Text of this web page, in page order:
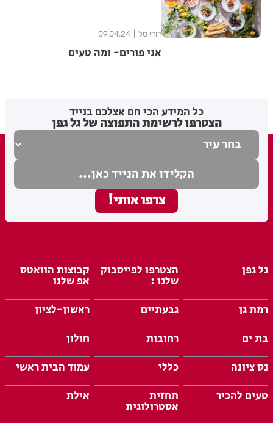
דודי טל 09.04.24
אני פורים- ומה טעים
כל המידע הכי חם אצלכם בנייד
הצטרפו לרשימת התפוצה של גל גפן
גל גפן הצטרפו לפייסבוק
שלנו :
קבוצות הוואטס
אפ שלנו
רמת גן
גבעתיים
ראשון-לציון
בת ים
רחובות
חולון
נס ציונה
כללי
עמוד הבית ראשי
טעים להכיר
תחזית
אסטרולוגית
אילת